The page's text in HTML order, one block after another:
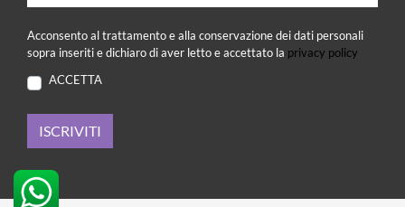
Acconsento al trattamento e alla conservazione dei dati personali
sopra inseriti e dichiaro di aver letto e accettato la privacy policy
ACCETTA